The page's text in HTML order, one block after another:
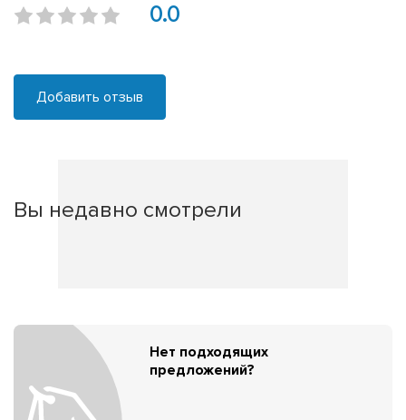
0.0
Добавить отзыв
Вы недавно смотрели
Нет подходящих
предложений?